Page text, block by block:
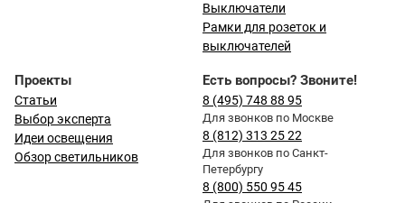
Выключатели
Рамки для розеток и
выключателей
Проекты
Статьи
Выбор эксперта
Идеи освещения
Обзор светильников
Есть вопросы? Звоните!
8 (495) 748 88 95
Для звонков по Москве
8 (812) 313 25 22
Для звонков по Санкт-
Петербургу
8 (800) 550 95 45